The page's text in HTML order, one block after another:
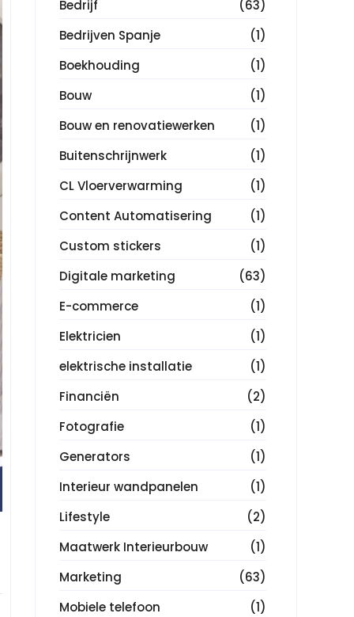
Bedrijf
(63)
Bedrijven Spanje
(1)
Boekhouding
(1)
Bouw
(1)
Bouw en renovatiewerken
(1)
Buitenschrijnwerk
(1)
CL Vloerverwarming
(1)
Content Automatisering
(1)
Custom stickers
(1)
Digitale marketing
(63)
E-commerce
(1)
Elektricien
(1)
elektrische installatie
(1)
Financiën
(2)
Fotografie
(1)
Generators
(1)
Interieur wandpanelen
(1)
Lifestyle
(2)
Maatwerk Interieurbouw
(1)
Marketing
(63)
Mobiele telefoon
(1)